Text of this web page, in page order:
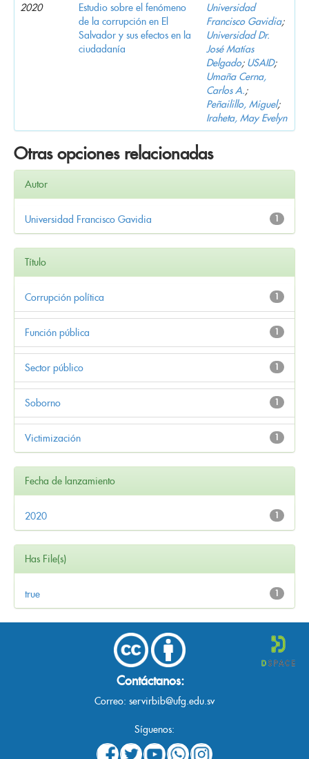
2020
Estudio sobre el fenómeno
de la corrupción en El
Salvador y sus efectos en la
ciudadanía
Universidad
Francisco Gavidia;
Universidad Dr.
José Matías
Delgado; USAID;
Umaña Cerna,
Carlos A.;
Peñailillo, Miguel;
Iraheta, May Evelyn
Otras opciones relacionadas
Autor
1
Universidad Francisco Gavidia
Título
1
Corrupción política
1
Función pública
1
Sector público
1
Soborno
1
Victimización
Fecha de lanzamiento
1
2020
Has File(s)
1
true
Contáctanos:
Correo: servirbib@ufg.edu.sv
Síguenos: